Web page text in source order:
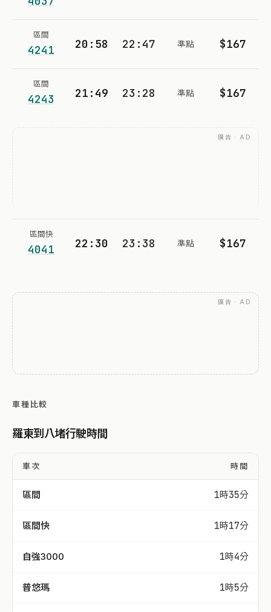
區間
4241 20:58 22:47 準點 $167
區間
4243 21:49 23:28 準點 $167
廣告 · AD
區間快
4041 22:30 23:38 準點 $167
廣告 · AD
車種比較
羅東到八堵行駛時間
車次 時間
區間 1時35分
區間快 1時17分
自強3000 1時4分
普悠瑪 1時5分